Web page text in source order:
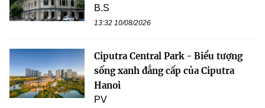
B.S
13:32 10/08/2026
Ciputra Central Park - Biểu tượng
sống xanh đẳng cấp của Ciputra
Hanoi
PV